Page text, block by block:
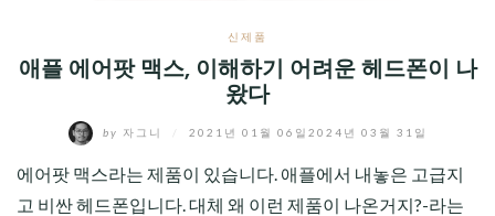
신제품
애플 에어팟 맥스, 이해하기 어려운 헤드폰이 나
왔다
by 자그니 2021년 01월 06일 2024년 03월 31일
에어팟 맥스라는 제품이 있습니다. 애플에서 내놓은 고급지
고 비싼 헤드폰입니다. 대체 왜 이런 제품이 나온거지?-라는